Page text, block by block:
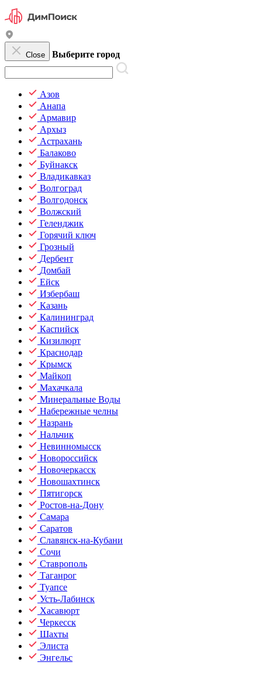
Close Выберите город
Азов
Анапа
Армавир
Архыз
Астрахань
Балаково
Буйнакск
Владикавказ
Волгоград
Волгодонск
Волжский
Геленджик
Горячий ключ
Грозный
Дербент
Домбай
Ейск
Избербаш
Казань
Калининград
Каспийск
Кизилюрт
Краснодар
Крымск
Майкоп
Махачкала
Минеральные Воды
Набережные челны
Назрань
Нальчик
Невинномысск
Новороссийск
Новочеркасск
Новошахтинск
Пятигорск
Ростов-на-Дону
Самара
Саратов
Славянск-на-Кубани
Сочи
Ставрополь
Таганрог
Туапсе
Усть-Лабинск
Хасавюрт
Черкесск
Шахты
Элиста
Энгельс